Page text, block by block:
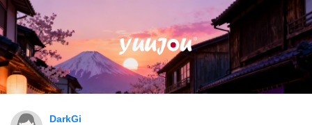
DarkGi